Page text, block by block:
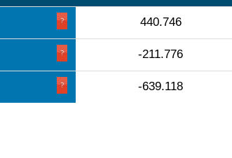
440.746
-211.776
-639.118